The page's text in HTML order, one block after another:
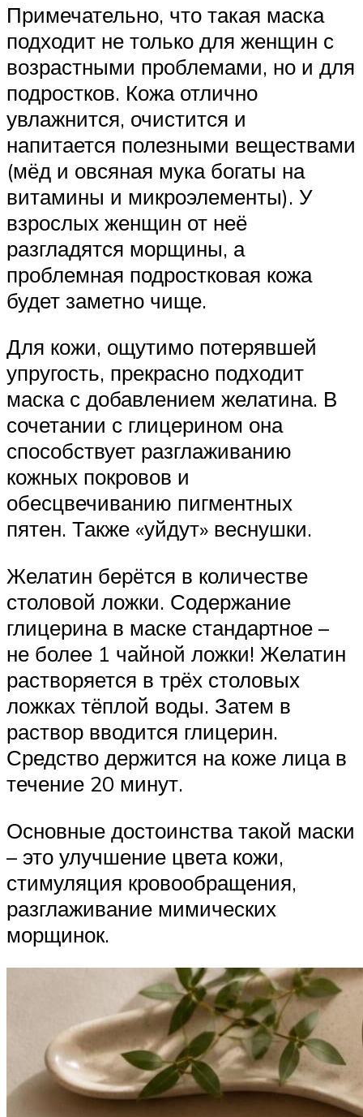
Примечательно, что такая маска
подходит не только для женщин с
возрастными проблемами, но и для
подростков. Кожа отлично
увлажнится, очистится и
напитается полезными веществами
(мёд и овсяная мука богаты на
витамины и микроэлементы). У
взрослых женщин от неё
разгладятся морщины, а
проблемная подростковая кожа
будет заметно чище.
Для кожи, ощутимо потерявшей
упругость, прекрасно подходит
маска с добавлением желатина. В
сочетании с глицерином она
способствует разглаживанию
кожных покровов и
обесцвечиванию пигментных
пятен. Также «уйдут» веснушки.
Желатин берётся в количестве
столовой ложки. Содержание
глицерина в маске стандартное –
не более 1 чайной ложки! Желатин
растворяется в трёх столовых
ложках тёплой воды. Затем в
раствор вводится глицерин.
Средство держится на коже лица в
течение 20 минут.
Основные достоинства такой маски
– это улучшение цвета кожи,
стимуляция кровообращения,
разглаживание мимических
морщинок.